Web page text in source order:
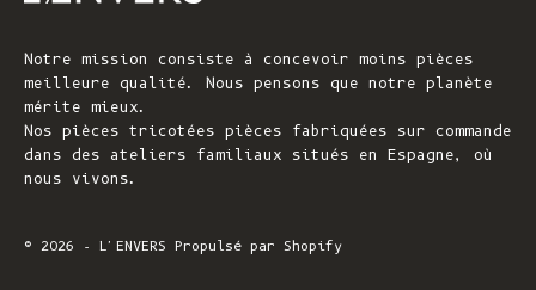
Notre mission consiste à concevoir moins pièces
meilleure qualité. Nous pensons que notre planète
mérite mieux.
Nos pièces tricotées pièces fabriquées sur commande
dans des ateliers familiaux situés en Espagne, où
nous vivons.
© 2026 - L'ENVERS Propulsé par Shopify